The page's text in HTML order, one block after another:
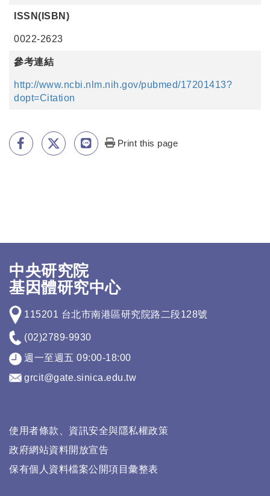
ISSN(ISBN)
0022-2623
參考連結
http://www.ncbi.nlm.nih.gov/pubmed/17201413?
dopt=Citation
Print this page
中央研究院
基因體研究中心
115201 台北市南港區研究院路二段128號
(02)2789-9930
週一至週五 09:00-18:00
grcit@gate.sinica.edu.tw
使用者條款、資訊安全與隱私權政策
政府網站資料開放宣告
保有個人資料檔案公開項目彙整表